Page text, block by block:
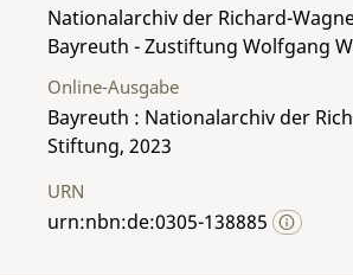
Nationalarchiv der Richard-
Bayreuth - Zustiftung Wolfgang
Online-Ausgabe
Bayreuth : Nationalarchiv der
Stiftung, 2023
URN
urn:nbn:de:0305-138885